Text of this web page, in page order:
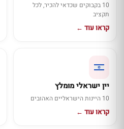
10 בקבוקים שכדאי להכיר, לכל
תקציב
קראו עוד ←
יין ישראלי מומלץ
10 היינות הישראליים האהובים
קראו עוד ←